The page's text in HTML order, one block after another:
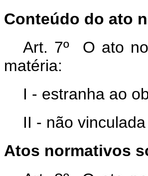
Conteúdo do ato
Art. 7º O ato
matéria:
I - estranha ao
II - não
Atos normativos